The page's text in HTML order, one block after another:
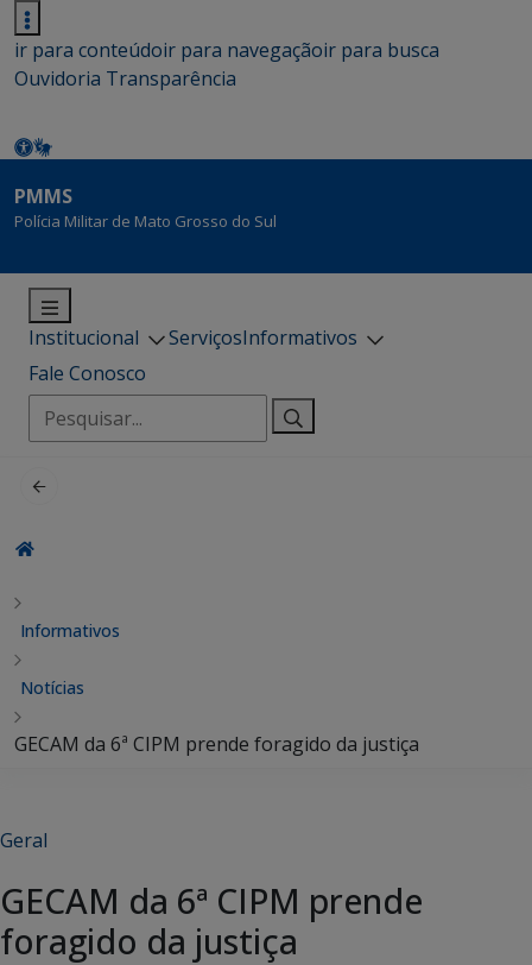
ir para conteúdoir para navegaçãoir para busca
Ouvidoria Transparência
PMMS
Polícia Militar de Mato Grosso do Sul
Institucional ServiçosInformativos
Fale Conosco
Pesquisar
por:
Informativos
Notícias
GECAM da 6ª CIPM prende foragido da justiça
Geral
GECAM da 6ª CIPM prende
foragido da justiça